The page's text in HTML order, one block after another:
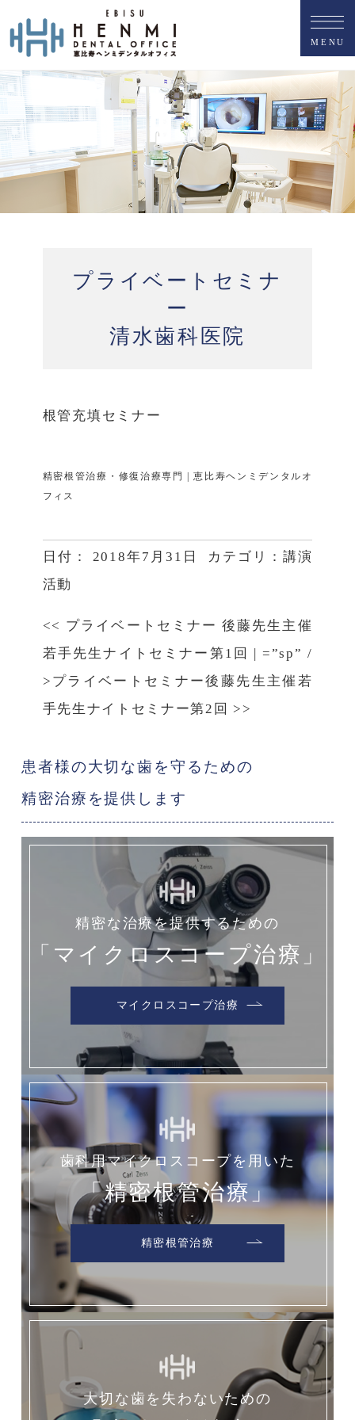
M E NU
プライベートセミナ
ー
清水歯科医院
根管充填セミナー
精密根管治療・修復治療専門 | 恵比寿ヘンミデンタルオ
フィス
日付： 2018年7月31日 カテゴリ： 講演
活動
<< プライベートセミナー 後藤先生主催
若手先生ナイトセミナー第1回
| =”sp” /
>プライベートセミナー後藤先生主催若
手先生ナイトセミナー第2回>>
患者様の大切な歯を守るための
精密治療を提供します
精密な治療を提供するための
「マイクロスコープ治療」
マイクロスコープ治療
歯科用マイクロスコープを用いた
「精密根管治療」
精密根管治療
大切な歯を失わないための